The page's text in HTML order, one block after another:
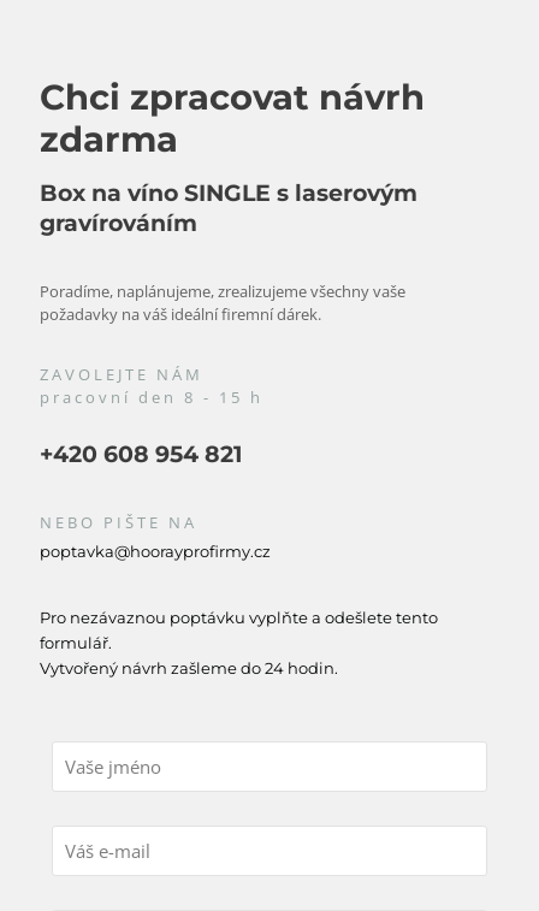
Chci zpracovat návrh
zdarma
Box na víno SINGLE s laserovým
gravírováním
Poradíme, naplánujeme, zrealizujeme všechny vaše
požadavky na váš ideální firemní dárek.
ZAVOLEJTE NÁM
pracovní den 8 - 15 h
+420 608 954 821
NEBO PIŠTE NA
poptavka@hoorayprofirmy.cz
Pro nezávaznou poptávku vyplňte a odešlete tento
formulář.
Vytvořený návrh zašleme do 24 hodin.